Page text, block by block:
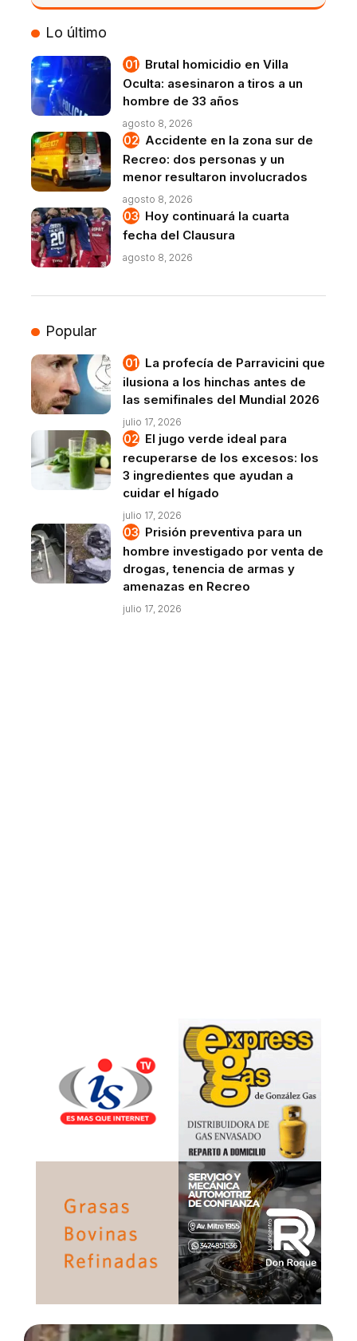
VIVO
Lo último
Brutal homicidio en Villa
Oculta: asesinaron a tiros a un
hombre de 33 años
agosto 8, 2026
Accidente en la zona sur de
Recreo: dos personas y un
menor resultaron involucrados
agosto 8, 2026
Hoy continuará la cuarta
fecha del Clausura
agosto 8, 2026
Popular
La profecía de Parravicini que
ilusiona a los hinchas antes de
las semifinales del Mundial 2026
julio 17, 2026
El jugo verde ideal para
recuperarse de los excesos: los
3 ingredientes que ayudan a
cuidar el hígado
julio 17, 2026
Prisión preventiva para un
hombre investigado por venta de
drogas, tenencia de armas y
amenazas en Recreo
julio 17, 2026